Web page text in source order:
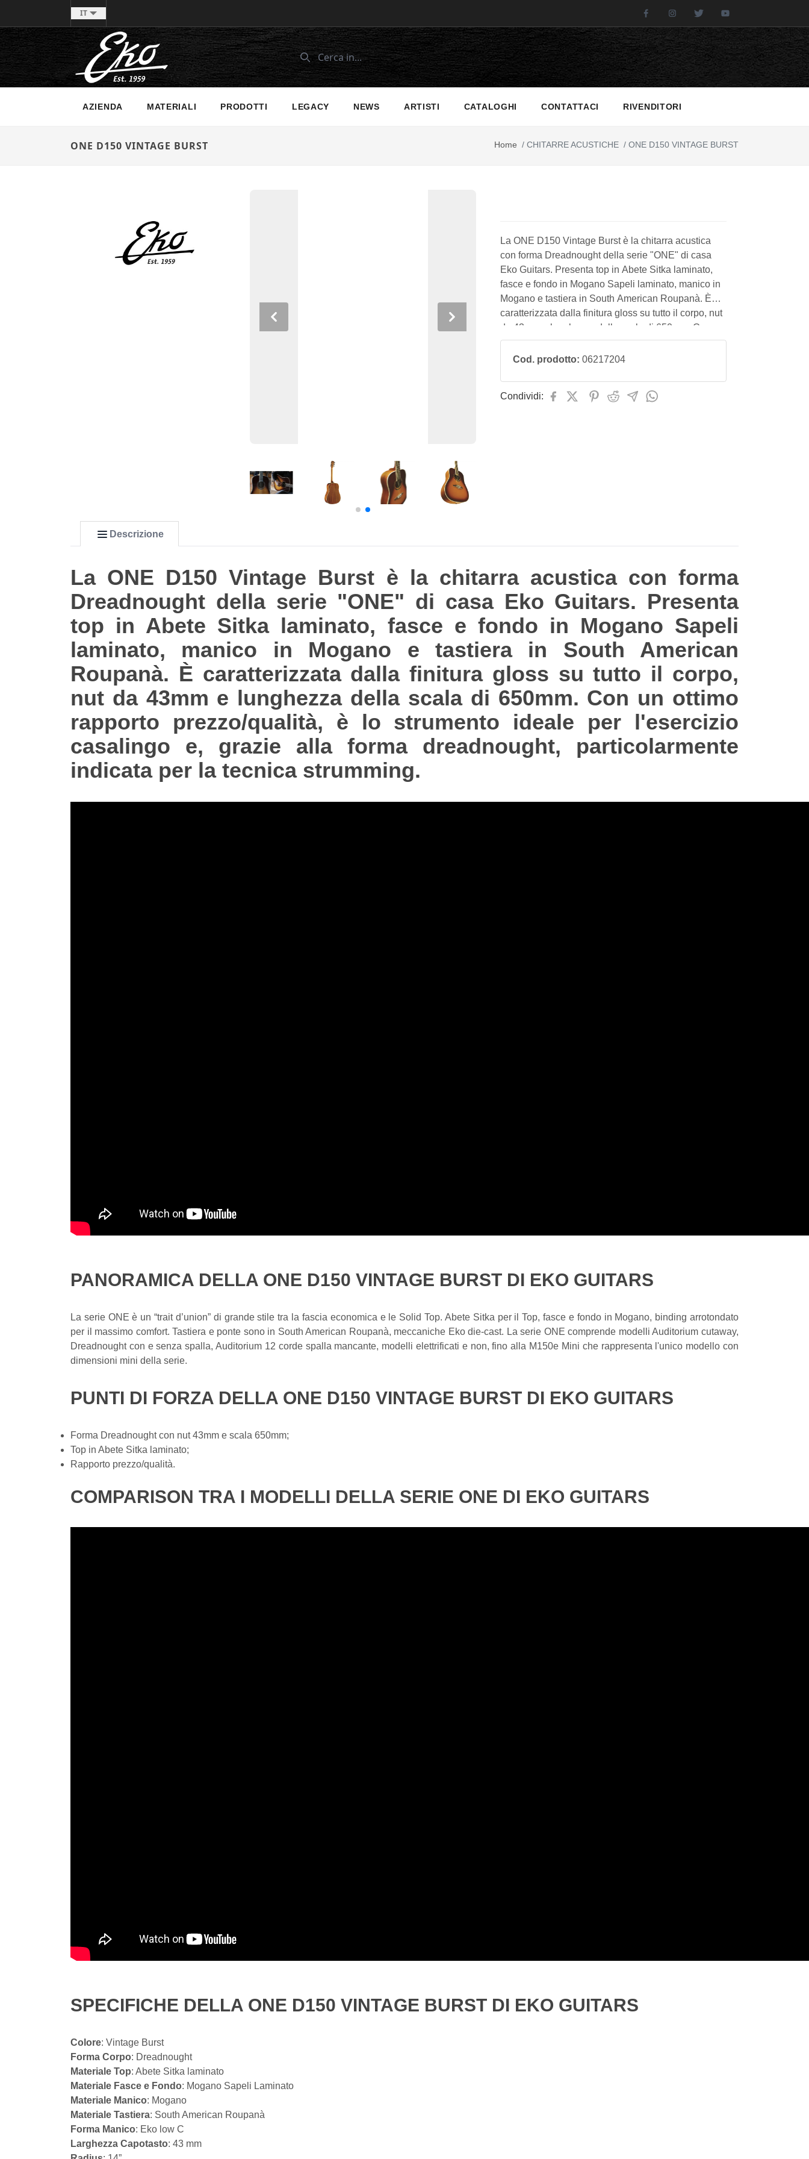
IT FacebookInstagramTwitter
AZIENDA MATERIALI PRODOTTI LEGACY NEWS ARTISTI CATALOGHI CONTATTACI RIVENDITORI
ONE D150 VINTAGE BURST Home / CHITARRE ACUSTICHE / ONE D150 VINTAGE BURST
Previous Next
La ONE D150 Vintage Burst è la chitarra acustica
con forma Dreadnought della serie "ONE" di casa
Eko Guitars. Presenta top in Abete Sitka laminato,
fasce e fondo in Mogano Sapeli laminato, manico in
Mogano e tastiera in South American Roupanà. È
caratterizzata dalla finitura gloss su tutto il corpo, nut
da 43mm e lunghezza della scala di 650mm. Con un
ottimo rapporto prezzo/qualità, è lo strumento ideale
per l'esercizio casalingo e, grazie alla
Cod. prodotto: 06217204
Condividi:
Descrizione
La ONE D150 Vintage Burst è la chitarra acustica con forma
Dreadnought della serie "ONE" di casa Eko Guitars. Presenta
top in Abete Sitka laminato, fasce e fondo in Mogano Sapeli
laminato, manico in Mogano e tastiera in South American
Roupanà. È caratterizzata dalla finitura gloss su tutto il corpo,
nut da 43mm e lunghezza della scala di 650mm. Con un ottimo
rapporto prezzo/qualità, è lo strumento ideale per l'esercizio
casalingo e, grazie alla forma dreadnought, particolarmente
indicata per la tecnica strumming.
PANORAMICA DELLA ONE D150 VINTAGE BURST DI EKO GUITARS
La serie ONE è un “trait d’union” di grande stile tra la fascia economica e le Solid Top. Abete Sitka per il Top, fasce e fondo in Mogano, binding arrotondato
per il massimo comfort. Tastiera e ponte sono in South American Roupanà, meccaniche Eko die-cast. La serie ONE comprende modelli Auditorium cutaway,
Dreadnought con e senza spalla, Auditorium 12 corde spalla mancante, modelli elettrificati e non, fino alla M150e Mini che rappresenta l'unico modello con
dimensioni mini della serie.
PUNTI DI FORZA DELLA ONE D150 VINTAGE BURST DI EKO GUITARS
Forma Dreadnought con nut 43mm e scala 650mm;
Top in Abete Sitka laminato;
Rapporto prezzo/qualità.
COMPARISON TRA I MODELLI DELLA SERIE ONE DI EKO GUITARS
SPECIFICHE DELLA ONE D150 VINTAGE BURST DI EKO GUITARS
Colore: Vintage Burst
Forma Corpo: Dreadnought
Materiale Top: Abete Sitka laminato
Materiale Fasce e Fondo: Mogano Sapeli Laminato
Materiale Manico: Mogano
Materiale Tastiera: South American Roupanà
Forma Manico: Eko low C
Larghezza Capotasto: 43 mm